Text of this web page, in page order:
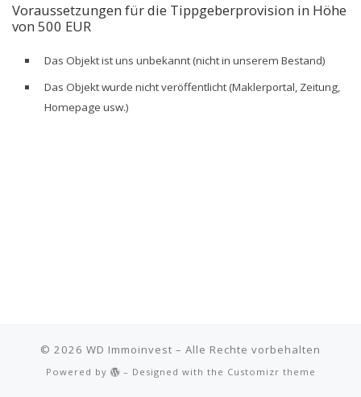
Voraussetzungen für die Tippgeberprovision in Höhe
von 500 EUR
Das Objekt ist uns unbekannt (nicht in unserem Bestand)
Das Objekt wurde nicht veröffentlicht (Maklerportal, Zeitung,
Homepage usw.)
© 2026 WD Immoinvest – Alle Rechte vorbehalten
Powered by – Designed with the Customizr theme